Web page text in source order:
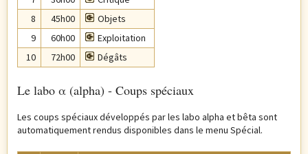
8
45h00
Objets
9
60h00
Exploitation
10
72h00 Dégâts
Le labo α (alpha) - Coups spéciaux
Les coups spéciaux développés par les labo alpha et bêta sont
automatiquement rendus disponibles dans le menu Spécial.